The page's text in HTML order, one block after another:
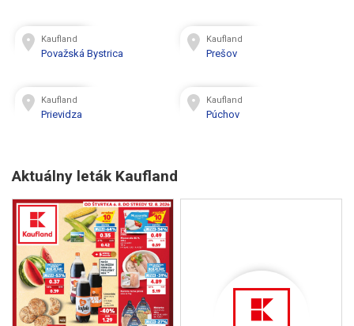
Kaufland
Považská Bystrica
Kaufland
Prešov
Kaufland
Prievidza
Kaufland
Púchov
Aktuálny leták Kaufland